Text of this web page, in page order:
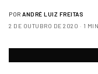
POR ANDRÉ LUIZ FREITAS
2 DE OUTUBRO DE 2020
1